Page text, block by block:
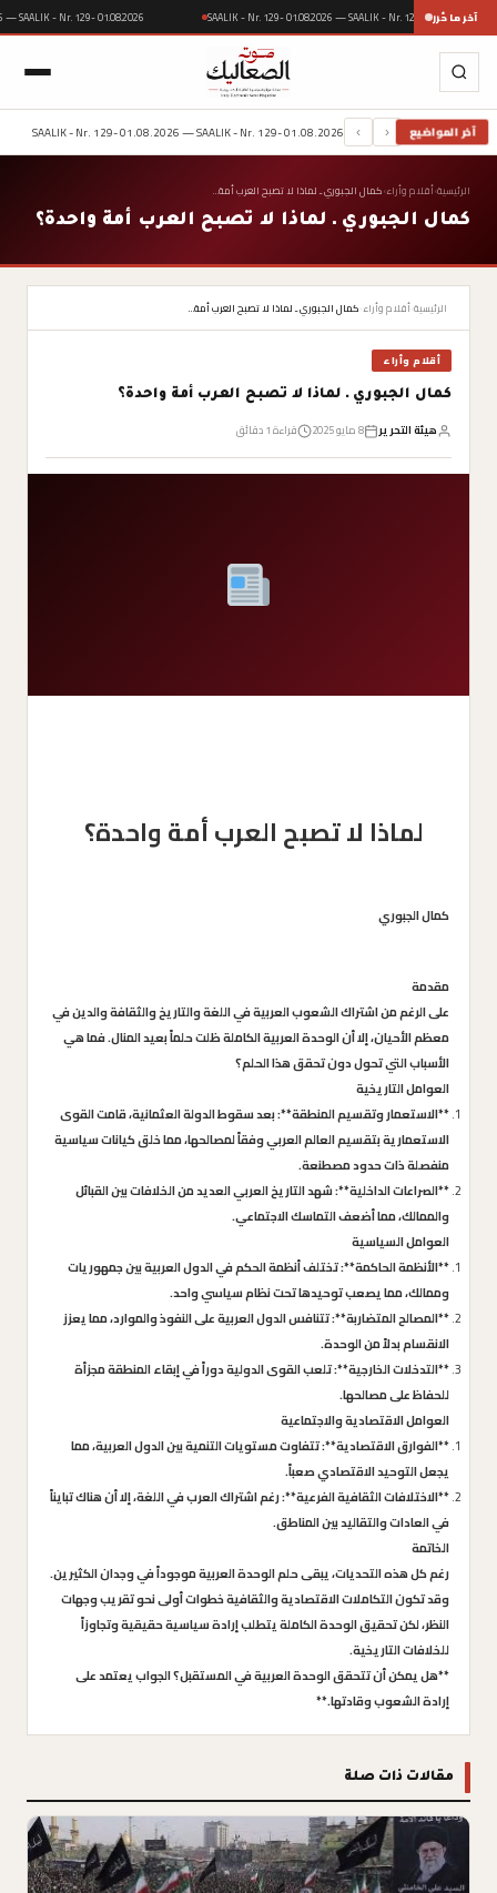
آخر ما حُرر — SAALIK - Nr. 129- 01.08.2026 SAALIK - Nr. 129- 01.08.2026 — SAALIK - Nr. 129- 01.08.2026
آخر المواضيع ‹
›
SAALIK - Nr. 129- 01.08.2026 — SAALIK - Nr. 129- 01.08.2026
الرئيسية›أقلام وأراء›كمال الجبوري ـ لماذا لا تصبح العرب أمة…
كمال الجبوري ـ لماذا لا تصبح العرب أمة واحدة؟
الرئيسية›أقلام وأراء›كمال الجبوري ـ لماذا لا تصبح العرب أمة…
أقلام وأراء
كمال الجبوري ـ لماذا لا تصبح العرب أمة واحدة؟
هيئة التحرير 8 مايو 2025 قراءة 1 دقائق
لماذا لا تصبح العرب أمة واحدة؟
كمال الجبوري
مقدمة
على الرغم من اشتراك الشعوب العربية في اللغة والتاريخ والثقافة والدين في
معظم الأحيان، إلا أن الوحدة العربية الكاملة ظلت حلماً بعيد المنال. فما هي
الأسباب التي تحول دون تحقق هذا الحلم؟
العوامل التاريخية
**الاستعمار وتقسيم المنطقة**: بعد سقوط الدولة العثمانية، قامت القوى
الاستعمارية بتقسيم العالم العربي وفقاً لمصالحها، مما خلق كيانات سياسية
منفصلة ذات حدود مصطنعة.
**الصراعات الداخلية**: شهد التاريخ العربي العديد من الخلافات بين القبائل
والممالك، مما أضعف التماسك الاجتماعي.
العوامل السياسية
**الأنظمة الحاكمة**: تختلف أنظمة الحكم في الدول العربية بين جمهوريات
وممالك، مما يصعب توحيدها تحت نظام سياسي واحد.
**المصالح المتضاربة**: تتنافس الدول العربية على النفوذ والموارد، مما يعزز
الانقسام بدلاً من الوحدة.
**التدخلات الخارجية**: تلعب القوى الدولية دوراً في إبقاء المنطقة مجزأة
للحفاظ على مصالحها.
العوامل الاقتصادية والاجتماعية
**الفوارق الاقتصادية**: تتفاوت مستويات التنمية بين الدول العربية، مما
يجعل التوحيد الاقتصادي صعباً.
**الاختلافات الثقافية الفرعية**: رغم اشتراك العرب في اللغة، إلا أن هناك تبايناً
في العادات والتقاليد بين المناطق.
الخاتمة
رغم كل هذه التحديات، يبقى حلم الوحدة العربية موجوداً في وجدان الكثيرين.
وقد تكون التكاملات الاقتصادية والثقافية خطوات أولى نحو تقريب وجهات
النظر، لكن تحقيق الوحدة الكاملة يتطلب إرادة سياسية حقيقية وتجاوزاً
للخلافات التاريخية.
**هل يمكن أن تتحقق الوحدة العربية في المستقبل؟ الجواب يعتمد على
إرادة الشعوب وقادتها.**
مقالات ذات صلة